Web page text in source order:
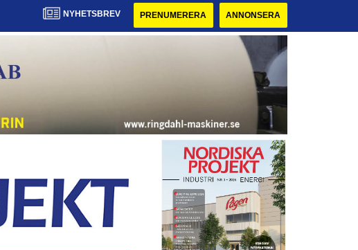
NYHETSBREV PRENUMERERA ANNONSERA